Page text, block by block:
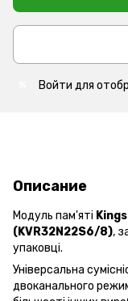
Войти для
Описание
Модуль пам'яті
(KVR32N22S6/8),
упаковці.
Універсальна
двоканального